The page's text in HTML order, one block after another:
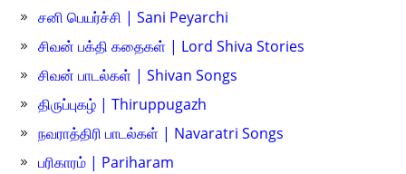
சனி பெயர்ச்சி | Sani Peyarchi
சிவன் பக்தி கதைகள் | Lord Shiva Stories
சிவன் பாடல்கள் | Shivan Songs
திருப்புகழ் | Thiruppugazh
நவராத்திரி பாடல்கள் | Navaratri Songs
பரிகாரம் | Pariharam